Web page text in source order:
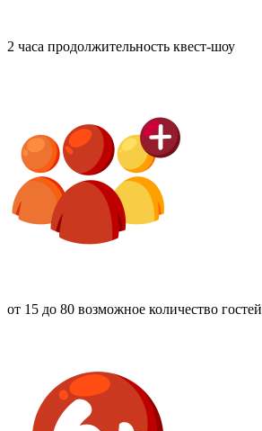
2 часа продолжительность квест-шоу
от 15 до 80 возможное количество гостей